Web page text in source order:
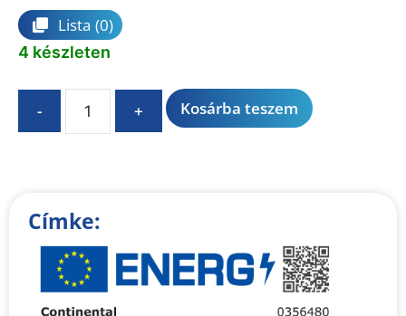
Lista (0)
4 készleten
- + Kosárba teszem
t
i
v
Címke: